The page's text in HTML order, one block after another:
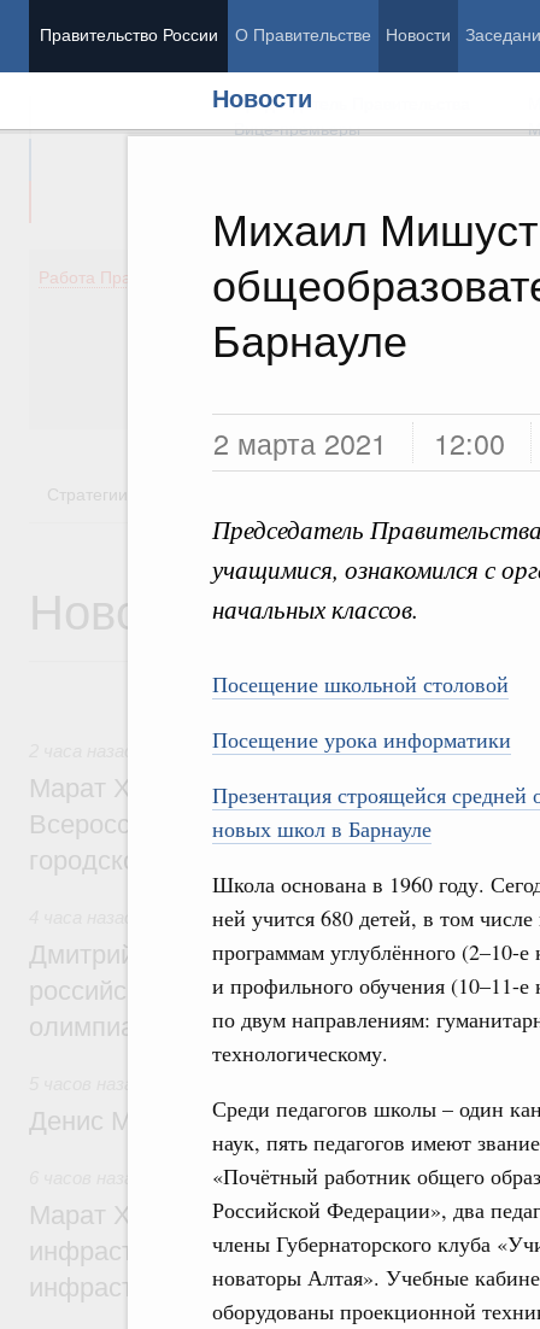
Правительство России О Правительстве Новости
Новости
Михаил
Барнауле
2 марта 2021 12:00
Председатель
учащимися, ознакомился с
начальных классов.
Посещение школьной столовой
Посещение урока информатики
Презентация строящейся
новых школ в Барнауле
Школа основана в 1960 году.
ней учится 680 детей, в том числе
программам углублённого (2–10-е
и профильного обучения (10–11-е
по двум направлениям:
технологическому.
Среди педагогов школы – один
наук, пять педагогов имеют звание
«Почётный работник общего
Российской Федерации», два
члены Губернаторского клуба
новаторы Алтая». Учебные
оборудованы проекционной
Председатель Правительства
Вице-премьеры
Работа Правительства
Демография
Здоровье
Культура
Стратегии
Новости
Экономика городов. Городская среда
Марат Хуснуллин провёл заседание
Всероссийского конкурса лучших
городской среды
Отрасль информационных технологий
Дмитрий Чернышенко и Сергей Кравцов
российскую сборную с победой на
олимпиаде по искусственному
Денис Мантуров посетил Ярославскую
Бюджеты субъектов Федерации.
Марат Хуснуллин: 15 объектов
инфраструктуры построили и обновили
инфраструктурным кредитам